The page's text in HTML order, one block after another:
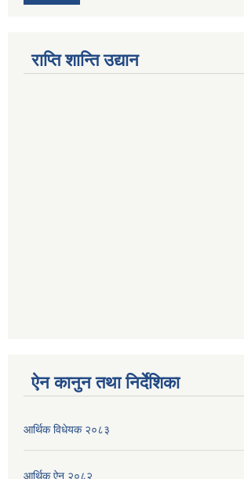
राप्ति शान्ति उद्यान
ऐन कानुन तथा निर्देशिका
आर्थिक विधेयक २०८३
आर्थिक ऐन २०८२